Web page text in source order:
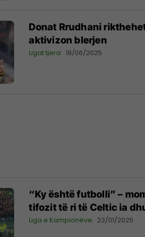
Donat Rrudhani
aktivizon blerjen
Ligat tjera 18/06/2025
“Ky është futbolli” –
tifozit të ri të Celtic ia
Liga e Kampionëve 23/01/2025